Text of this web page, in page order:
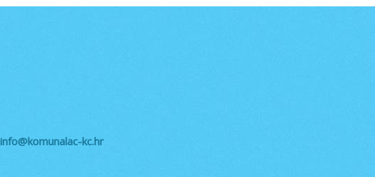
info@komunalac-kc.hr